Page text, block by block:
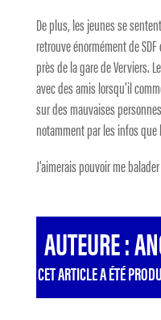
De plus, les jeunes se
retrouve énormément de
près de la gare de Verviers.
avec des amis lorsqu’il
sur des mauvaises
notamment par les infos que
J’aimerais pouvoir me
AUTEURE :
CET ARTICLE A ÉTÉ